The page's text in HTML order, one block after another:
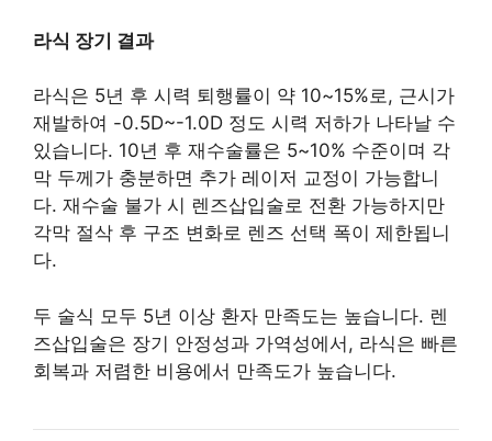
라식 장기 결과
라식은 5년 후 시력 퇴행률이 약 10~15%로, 근시가
재발하여 -0.5D~-1.0D 정도 시력 저하가 나타날 수
있습니다. 10년 후 재수술률은 5~10% 수준이며 각
막 두께가 충분하면 추가 레이저 교정이 가능합니
다. 재수술 불가 시 렌즈삽입술로 전환 가능하지만
각막 절삭 후 구조 변화로 렌즈 선택 폭이 제한됩니
다.
두 술식 모두 5년 이상 환자 만족도는 높습니다. 렌
즈삽입술은 장기 안정성과 가역성에서, 라식은 빠른
회복과 저렴한 비용에서 만족도가 높습니다.